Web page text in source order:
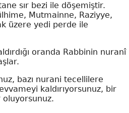
sır bezi ile döşemiştir.
Mutmainne, Raziyye,
üzere yedi perde ile
oranda Rabbinin nuranî
bazı nurani tecellilere
kaldırıyorsunuz, bir